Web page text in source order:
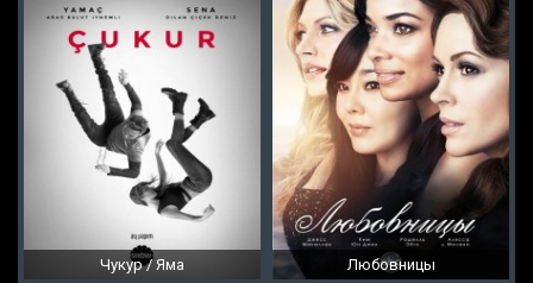
Чукур / Яма Любовницы